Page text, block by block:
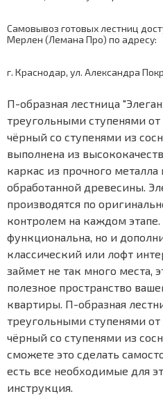
Самовывоз готовых лестниц
Мерлен (Лемана Про) по адресу:
г. Краснодар, ул. Александра
П-образная лестница
треугольными ступенями
чёрный со ступенями из
выполнена из
каркас из прочного
обработанной древесины.
производятся по
контролем на каждом
функциональна, но и
классический или лофт
займет не так много места,
полезное пространство
квартиры. П-образная
треугольными ступенями
чёрный со ступенями из
сможете это сделать
есть все необходимые для
инструкция.